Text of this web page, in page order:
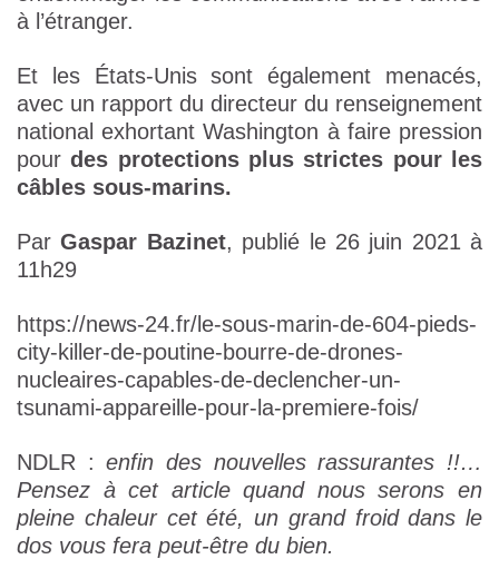
à l’étranger.
Et les États-Unis sont également menacés,
avec un rapport du directeur du renseignement
national exhortant Washington à faire pression
pourdes protections plus strictes pour les
câbles sous-marins.
ParGaspar Bazinet, publié le 26 juin 2021 à
11h29
https://news-24.fr/le-sous-marin-de-604-pieds-
city-killer-de-poutine-bourre-de-drones-
nucleaires-capables-de-declencher-un-
tsunami-appareille-pour-la-premiere-fois/
NDLR :enfin des nouvelles rassurantes !!…
Pensez à cet article quand nous serons en
pleine chaleur cet été, un grand froid dans le
dos vous fera peut-être du bien.